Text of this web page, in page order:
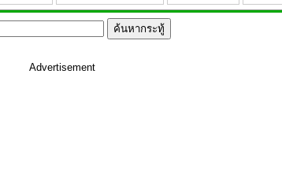
Advertisement